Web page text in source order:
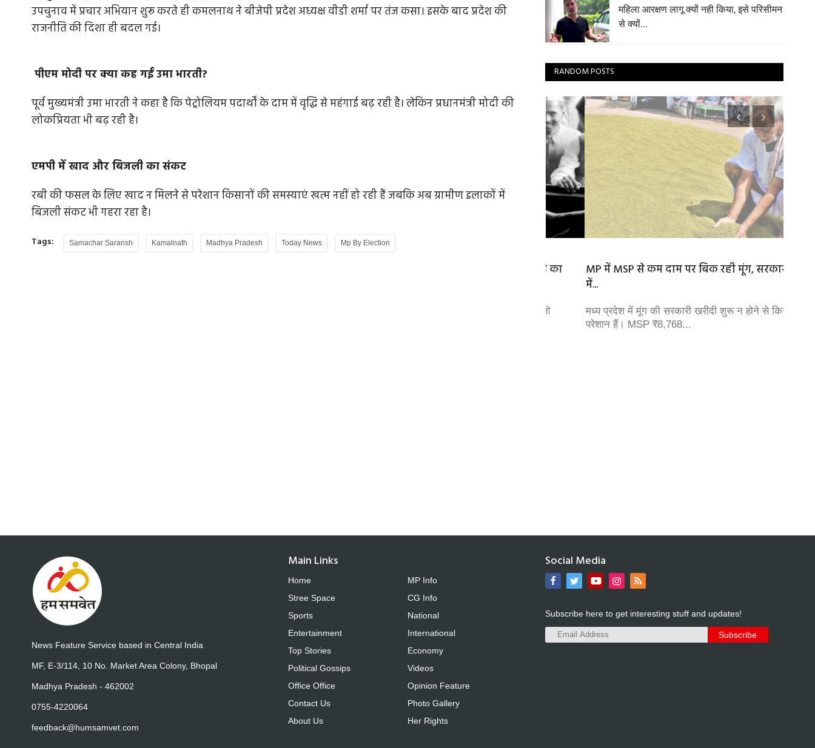
उपचुनाव में प्रचार अभियान शुरू करते ही कमलनाथ ने बीजेपी प्रदेश अध्यक्ष वीडी शर्मा पर तंज कसा। इसके बाद प्रदेश की
राजनीति की दिशा ही बदल गई।
पीएम मोदी पर क्या कह गईं उमा भारती?
पूर्व मुख्यमंत्री उमा भारती ने कहा है कि पेट्रोलियम पदार्थों के दाम में वृद्धि से महंगाई बढ़ रही है। लेकिन प्रधानमंत्री मोदी की
लोकप्रियता भी बढ़ रही है।
एमपी में खाद और बिजली का संकट
रबी की फसल के लिए खाद न मिलने से परेशान किसानों की समस्याएं खत्म नहीं हो रही हैं जबकि अब ग्रामीण इलाकों में
बिजली संकट भी गहरा रहा है।
Tags: Samachar Saransh Kamalnath Madhya Pradesh Today News Mp By Election
महिला आरक्षण लागू क्यों नही किया, इसे परिसीमन
से क्यों...
RANDOM POSTS
MP में MSP से कम दाम पर बिक रही मूंग, सरकारी खरीदी
मध्य प्रदेश में मूंग की सरकारी खरीदी शुरू न होने से किसान
परेशान हैं। MSP ₹8,768...
News Feature Service based in Central India
MF, E-3/114, 10 No. Market Area Colony, Bhopal
Madhya Pradesh - 462002
0755-4220064
feedback@humsamvet.com
Main Links
Home
Stree Space
Sports
Entertainment
Top Stories
Political Gossips
Office Office
Contact Us
About Us
MP Info
CG Info
National
International
Economy
Videos
Opinion Feature
Photo Gallery
Her Rights
Social Media
Subscribe here to get interesting stuff and updates!